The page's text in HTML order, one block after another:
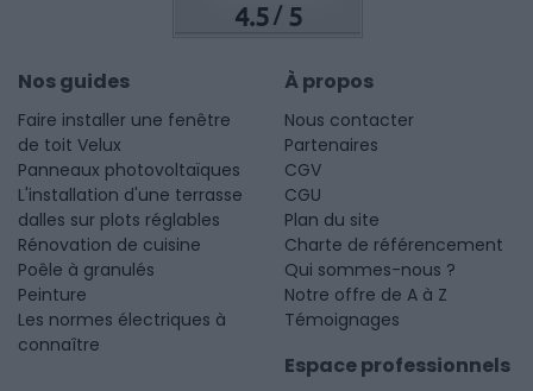
4.5 /5
Nos guides
Faire installer une fenêtre
de toit Velux
Panneaux photovoltaïques
L'installation d'une terrasse
dalles sur plots réglables
Rénovation de cuisine
Poêle à granulés
Peinture
Les normes électriques à
connaître
À propos
Nous contacter
Partenaires
CGV
CGU
Plan du site
Charte de référencement
Qui sommes-nous ?
Notre offre de A à Z
Témoignages
Espace professionnels